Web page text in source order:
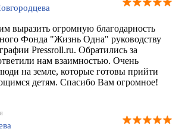
выразить огромную благодарность
Фонда "Жизнь Одна" руководству
Pressroll.ru. Обратились за
нам взаимностью. Очень
на земле, которые готовы прийти
детям. Спасибо Вам огромное!